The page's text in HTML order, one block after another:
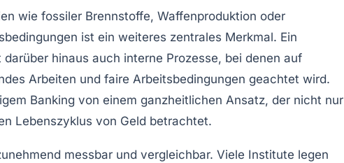
wie fossiler Brennstoffe, Waffenproduktion oder
ist ein weiteres zentrales Merkmal. Ein
hinaus auch interne Prozesse, bei denen auf
Arbeiten und faire Arbeitsbedingungen geachtet wird.
Banking von einem ganzheitlichen Ansatz, der nicht nur
Lebenszyklus von Geld betrachtet.
messbar und vergleichbar. Viele Institute legen